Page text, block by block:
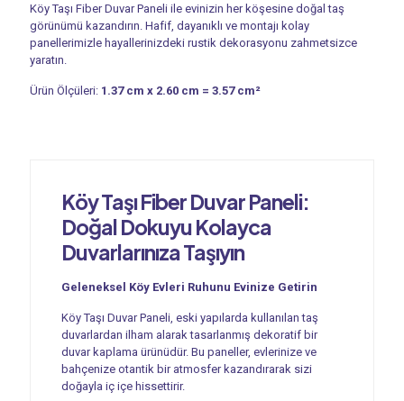
Taşı
PC
458
adet
Köy Taşı Fiber Duvar Paneli ile evinizin her köşesine doğal taş
görünümü kazandırın. Hafif, dayanıklı ve montajı kolay
panellerimizle hayallerinizdeki rustik dekorasyonu zahmetsizce
yaratın.
Ürün Ölçüleri: 1.37 cm x 2.60 cm = 3.57 cm²
Köy Taşı Fiber Duvar Paneli:
Doğal Dokuyu Kolayca
Duvarlarınıza Taşıyın
Geleneksel Köy Evleri Ruhunu Evinize Getirin
Köy Taşı Duvar Paneli, eski yapılarda kullanılan taş
duvarlardan ilham alarak tasarlanmış dekoratif bir
duvar kaplama ürünüdür. Bu paneller, evlerinize ve
bahçenize otantik bir atmosfer kazandırarak sizi
doğayla iç içe hissettirir.